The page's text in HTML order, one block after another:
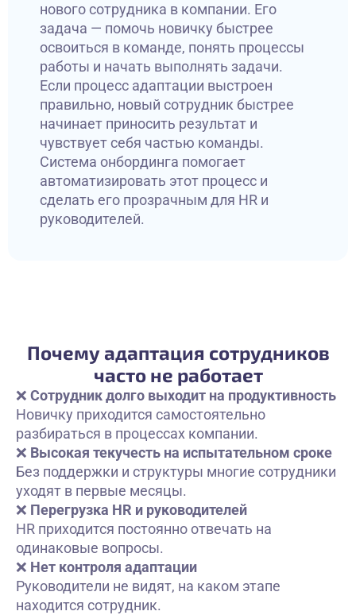
нового сотрудника в компании. Его
задача — помочь новичку быстрее
освоиться в команде, понять процессы
работы и начать выполнять задачи.
Если процесс адаптации выстроен
правильно, новый сотрудник быстрее
начинает приносить результат и
чувствует себя частью команды.
Система онбординга помогает
автоматизировать этот процесс и
сделать его прозрачным для HR и
руководителей.
Почему адаптация сотрудников
часто не работает
❌ Сотрудник долго выходит на продуктивность
Новичку приходится самостоятельно
разбираться в процессах компании.
❌ Высокая текучесть на испытательном сроке
Без поддержки и структуры многие сотрудники
уходят в первые месяцы.
❌ Перегрузка HR и руководителей
HR приходится постоянно отвечать на
одинаковые вопросы.
❌ Нет контроля адаптации
Руководители не видят, на каком этапе
находится сотрудник.